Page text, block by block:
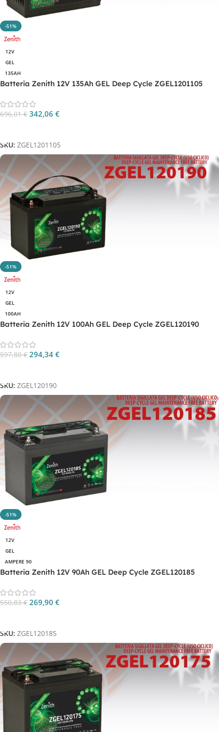
-51%
12V
GEL
135AH
Batteria Zenith 12V 135Ah GEL Deep Cycle ZGEL1201105
696,01€ 342,06 €
SKU: ZGEL1201105
-51%
12V
GEL
100AH
Batteria Zenith 12V 100Ah GEL Deep Cycle ZGEL120190
597,80€ 294,34 €
SKU: ZGEL120190
-51%
12V
GEL
AMPERE 90
Batteria Zenith 12V 90Ah GEL Deep Cycle ZGEL120185
550,83€ 269,90 €
SKU: ZGEL120185